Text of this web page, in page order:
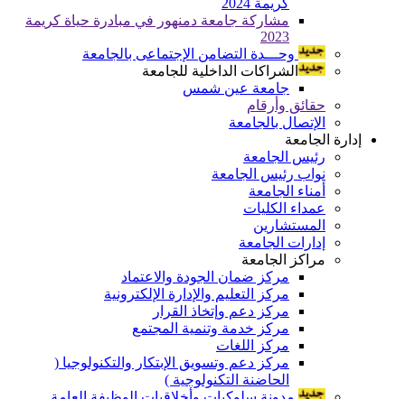
مشاركة جامعة دمنهور في مبادرة حياة كريمة
2023
وحـــدة التضامن الإجتماعى بالجامعة
الشراكات الداخلية للجامعة
جامعة عين شمس
حقائق وأرقام
الإتصال بالجامعة
إدارة الجامعة
رئيس الجامعة
نواب رئيس الجامعة
أمناء الجامعة
عمداء الكليات
المستشارين
إدارات الجامعة
مراكز الجامعة
مركز ضمان الجودة والاعتماد
مركز التعليم والإدارة الإلكترونية
مركز دعم وإتخاذ القرار
مركز خدمة وتنمية المجتمع
مركز اللغات
مركز دعم وتسويق الإبتكار والتكنولوجيا (
الحاضنة التكنولوجية )